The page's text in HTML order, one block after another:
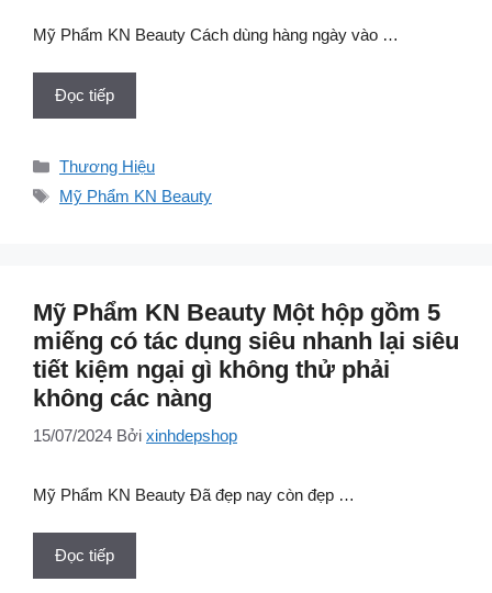
Mỹ Phẩm KN Beauty Cách dùng hàng ngày vào …
Đọc tiếp
Danh
mục
Thương Hiệu
Thẻ
Mỹ Phẩm KN Beauty
Mỹ Phẩm KN Beauty Một hộp gồm 5
miếng có tác dụng siêu nhanh lại siêu
tiết kiệm ngại gì không thử phải
không các nàng
15/07/2024 Bởi xinhdepshop
Mỹ Phẩm KN Beauty Đã đẹp nay còn đẹp …
Đọc tiếp